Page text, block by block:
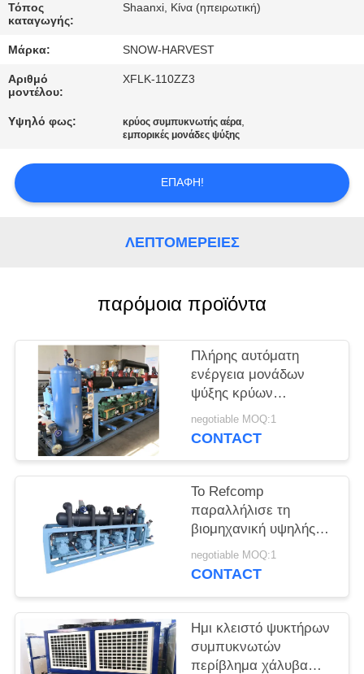
ΣΕ
ΕΠΑΦΉ
ΜΕ
ΕΙΔΉΣΕΙΣ
ΖΗΤΉΣΤΕ
ΈΝΑ
POLICY
Τόπος
καταγωγής:
Shaanxi, Κίνα (ηπειρωτική)
Μάρκα: SNOW-HARVEST
Αριθμό
μοντέλου:
XFLK-110ZZ3
Υψηλό φως: κρύος συμπυκνωτής αέρα,
εμπορικές μονάδες ψύξης
ΕΠΑΦΉ!
ΛΕΠΤΟΜΈΡΕΙΕΣ
παρόμοια προϊόντα
Πλήρης αυτόματη
ενέργεια μονάδων
ψύξης κρύων
δωματίων - υψηλή
αποδοτικότητα
negotiable MOQ:1
CONTACT
Το Refcomp
παραλλήλισε τη
βιομηχανική υψηλής
αντοχής εύκολη
εγκατάσταση μονάδων
negotiable MOQ:1
CONTACT
Ημι κλειστό ψυκτήρων
συμπυκνωτών
περίβλημα χάλυβα